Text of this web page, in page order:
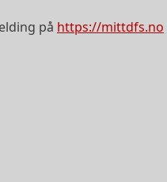
på https://mittdfs.no